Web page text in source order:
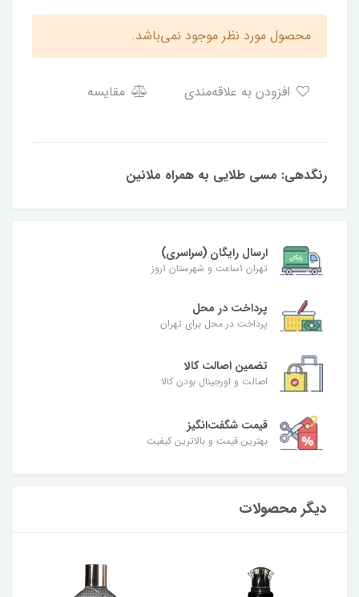
محصول مورد نظر موجود نمی‌باشد.
مقایسه
رنگدهی: مسی طلایی به همراه ملانین
ارسال رایگان (سراسری)
تهران 1ساعت و شهرستان 1روز
پرداخت در محل
پرداخت در محل برای تهران
تضمین اصالت کالا
اصالت و اورجینال بودن کالا
قیمت شگفت‌انگیز
بهترین قیمت و بالاترین کیفیت
دیگر محصولات